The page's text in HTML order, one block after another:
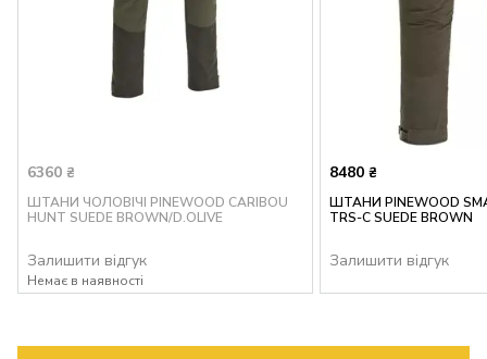
6360 ₴
ШТАНИ ЧОЛОВІЧІ PINEWOOD CARIBOU
HUNT SUEDE BROWN/D.OLIVE
Залишити відгук
Немає в наявності
8480 ₴
ШТАНИ PINEWOOD
TRS-C SUEDE BROWN
Залишити відгук